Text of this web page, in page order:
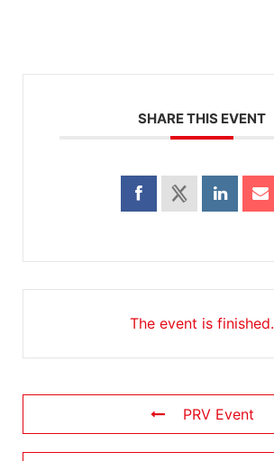
SHARE THIS EVENT
The event is finished.
PRV Event